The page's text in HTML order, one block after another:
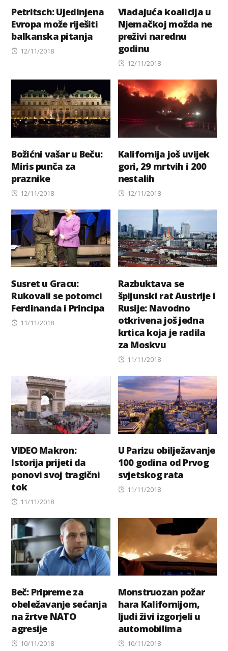
Petritsch: Ujedinjena
Evropa može riješiti
balkanska pitanja
Posted
12/11/2018
Vladajuća koalicija u
Njemačkoj možda ne
preživi narednu
godinu
Posted
12/11/2018
Božićni vašar u Beču:
Miris punča za
praznike
Posted
12/11/2018
Kalifornija još uvijek
gori, 29 mrtvih i 200
nestalih
Posted
12/11/2018
Susret u Gracu:
Rukovali se potomci
Ferdinanda i Principa
Posted
11/11/2018
Razbuktava se
špijunski rat Austrije i
Rusije: Navodno
otkrivena još jedna
krtica koja je radila
za Moskvu
Posted
11/11/2018
VIDEO Makron:
Istorija prijeti da
ponovi svoj tragični
tok
Posted
11/11/2018
U Parizu obilježavanje
100 godina od Prvog
svjetskog rata
Posted
11/11/2018
Beč: Pripreme za
obeležavanje sećanja
na žrtve NATO
agresije
Posted
10/11/2018
Monstruozan požar
hara Kalifornijom,
ljudi živi izgorjeli u
automobilima
Posted
10/11/2018